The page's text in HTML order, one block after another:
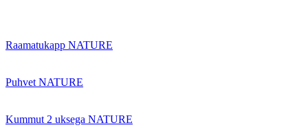
Raamatukapp NATURE
Puhvet NATURE
Kummut 2 uksega NATURE